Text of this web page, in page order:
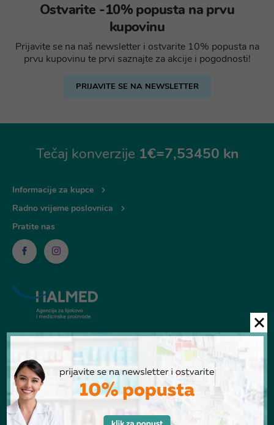
Ostvarite -10% popusta na prvu
kupovinu
Prijavite se na naš newsletter i ostvarite 10% popusta na
prvu kupovinu te prvi saznajte za akcije i pogodnosti!
PRIJAVITE SE NA NEWSLETTER
Tečaj konverzije 1€=7,53450 kn
Informacije za kupce
Radno vrijeme poslovnica
Pratite nas
© Ljekarna Talan 2026